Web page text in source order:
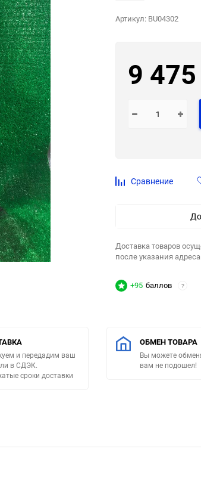
Артикул: BU04302
9 475
Сравнение
Доставка товаров
после указания
+95 баллов ?
и передадим ваш
в СДЭК.
сроки доставки
ОБМЕН ТОВАРА
Вы можете
вам не подошел!